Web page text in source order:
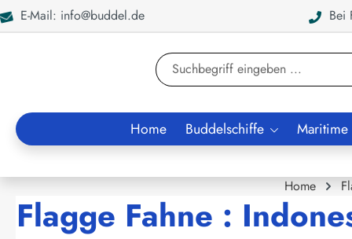
Zur Suche springen
E-Mail: info@buddel.de Bei
Home Buddelschiffe
Home
Flagge Fahne :